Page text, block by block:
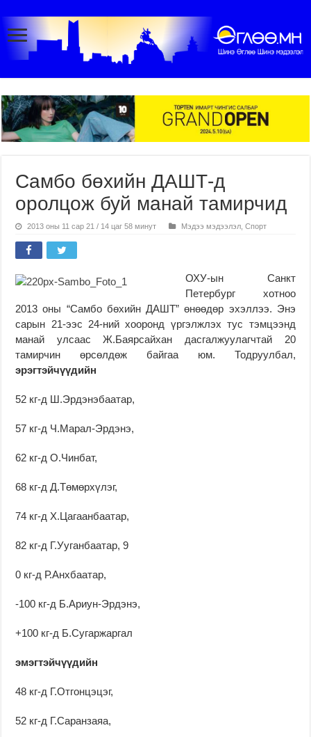
Самбо бөхийн ДАШТ-д
оролцож буй манай тамирчид
2013 оны 11 сар 21 / 14 цаг 58 минут Мэдээ мэдээлэл ,Спорт
ОХУ-ын Санкт
Петербург хотноо
2013 оны “Самбо бөхийн ДАШТ” өнөөдөр эхэллээ. Энэ
сарын 21-ээс 24-ний хооронд үргэлжлэх тус тэмцээнд
манай улсаас Ж.Баярсайхан дасгалжуулагчтай 20
тамирчин өрсөлдөж байгаа юм. Тодруулбал,
эрэгтэйчүүдийн
52 кг-д Ш.Эрдэнэбаатар,
57 кг-д Ч.Марал-Эрдэнэ,
62 кг-д О.Чинбат,
68 кг-д Д.Төмөрхүлэг,
74 кг-д Х.Цагаанбаатар,
82 кг-д Г.Ууганбаатар, 9
0 кг-д Р.Анхбаатар,
-100 кг-д Б.Ариун-Эрдэнэ,
+100 кг-д Б.Сугаржаргал
эмэгтэйчүүдийн
48 кг-д Г.Отгонцэцэг,
52 кг-д Г.Саранзаяа,